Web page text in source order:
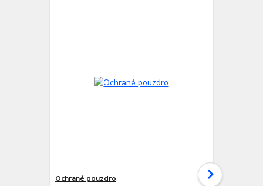
Ochrané pouzdro
Bluetooth